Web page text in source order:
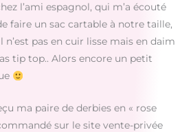
l’ami espagnol, qui m’a écouté
faire un sac cartable à notre taille,
n’est pas en cuir lisse mais en daim
tip top.. Alors encore un petit
ma paire de derbies en « rose
sur le site vente-privée